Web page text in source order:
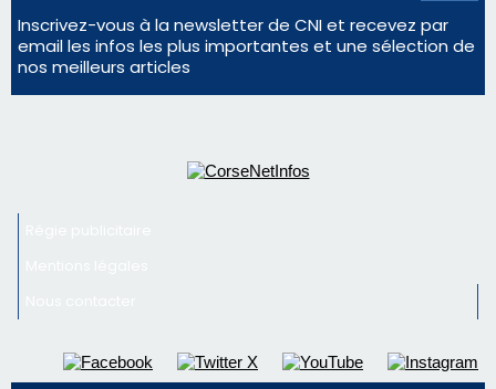
Inscrivez-vous à la newsletter de CNI et recevez par
email les infos les plus importantes et une sélection de
nos meilleurs articles